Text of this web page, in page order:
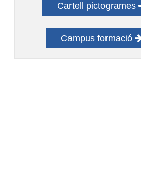
Cartell pictogrames
Campus formació